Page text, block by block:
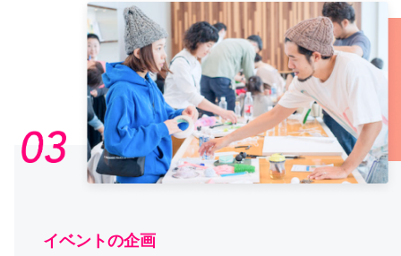
イベントの企画